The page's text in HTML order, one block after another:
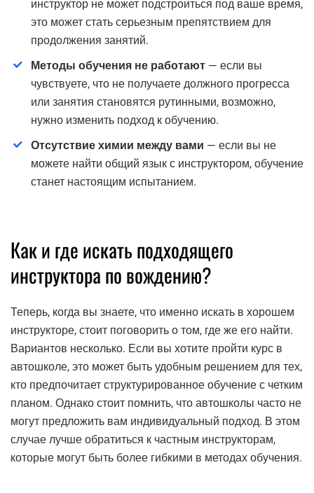
инструктор не может подстроиться под ваше время,
это может стать серьезным препятствием для
продолжения занятий.
Методы обучения не работают — если вы
чувствуете, что не получаете должного прогресса
или занятия становятся рутинными, возможно,
нужно изменить подход к обучению.
Отсутствие химии между вами — если вы не
можете найти общий язык с инструктором, обучение
станет настоящим испытанием.
Как и где искать подходящего
инструктора по вождению?
Теперь, когда вы знаете, что именно искать в хорошем
инструкторе, стоит поговорить о том, где же его найти.
Вариантов несколько. Если вы хотите пройти курс в
автошколе, это может быть удобным решением для тех,
кто предпочитает структурированное обучение с четким
планом. Однако стоит помнить, что автошколы часто не
могут предложить вам индивидуальный подход. В этом
случае лучше обратиться к частным инструкторам,
которые могут быть более гибкими в методах обучения.